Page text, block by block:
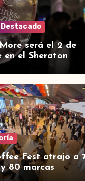
Destacado
será el 2 de
en el Sheraton
Fest atrajo a
80 marcas